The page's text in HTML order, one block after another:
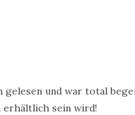
gelesen und war total
erhältlich sein wird!